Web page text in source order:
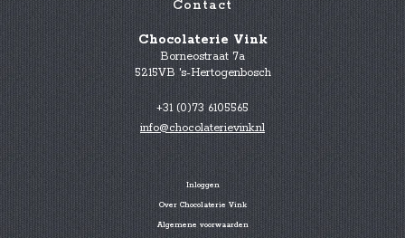
Contact
Chocolaterie Vink
Borneostraat 7a
5215VB 's-Hertogenbosch
+31 (0)73 6105565
info@chocolaterievink.nl
Inloggen
Over Chocolaterie Vink
Algemene voorwaarden